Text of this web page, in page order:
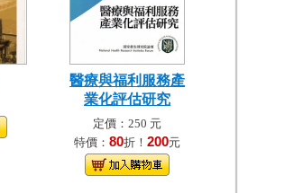
醫療與福利服務產
業化評估研究
定價：250 元
特價： 80折！ 200元